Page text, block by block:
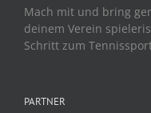
Mach mit und bring
deinem Verein
Schritt zum
PARTNER